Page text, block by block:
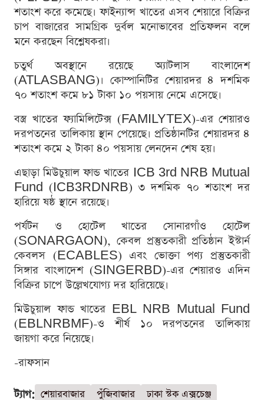
শতাংশ করে কমেছে। ফাইন্যান্স খাতের এসব শেয়ারে বিক্রির
চাপ বাজারের সামগ্রিক দুর্বল মনোভাবের প্রতিফলন বলে
মনে করছেন বিশ্লেষকরা।
চতুর্থ অবস্থানে রয়েছে অ্যাটলাস বাংলাদেশ
(ATLASBANG)। কোম্পানিটির শেয়ারদর ৪ দশমিক
৭০ শতাংশ কমে ৮১ টাকা ১০ পয়সায় নেমে এসেছে।
বস্ত্র খাতের ফ্যামিলিটেক্স (FAMILYTEX)-এর শেয়ারও
দরপতনের তালিকায় স্থান পেয়েছে। প্রতিষ্ঠানটির শেয়ারদর ৪
শতাংশ কমে ২ টাকা ৪০ পয়সায় লেনদেন শেষ হয়।
এছাড়া মিউচুয়াল ফান্ড খাতের ICB 3rd NRB Mutual
Fund (ICB3RDNRB) ৩ দশমিক ৭০ শতাংশ দর
হারিয়ে ষষ্ঠ স্থানে রয়েছে।
পর্যটন ও হোটেল খাতের সোনারগাঁও হোটেল
(SONARGAON), কেবল প্রস্তুতকারী প্রতিষ্ঠান ইস্টার্ন
কেবলস (ECABLES) এবং ভোক্তা পণ্য প্রস্তুতকারী
সিঙ্গার বাংলাদেশ (SINGERBD)-এর শেয়ারও এদিন
বিক্রির চাপে উল্লেখযোগ্য দর হারিয়েছে।
মিউচুয়াল ফান্ড খাতের EBL NRB Mutual Fund
(EBLNRBMF)-ও শীর্ষ ১০ দরপতনের তালিকায়
জায়গা করে নিয়েছে।
-রাফসান
ট্যাগ: শেয়ারবাজার পুঁজিবাজার
ঢাকা স্টক এক্সচেঞ্জ